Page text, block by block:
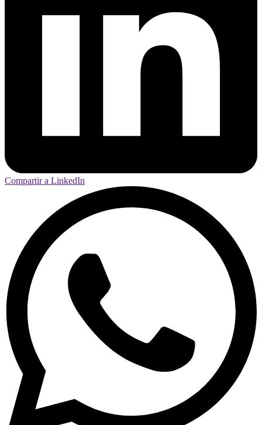
Compartir a LinkedIn